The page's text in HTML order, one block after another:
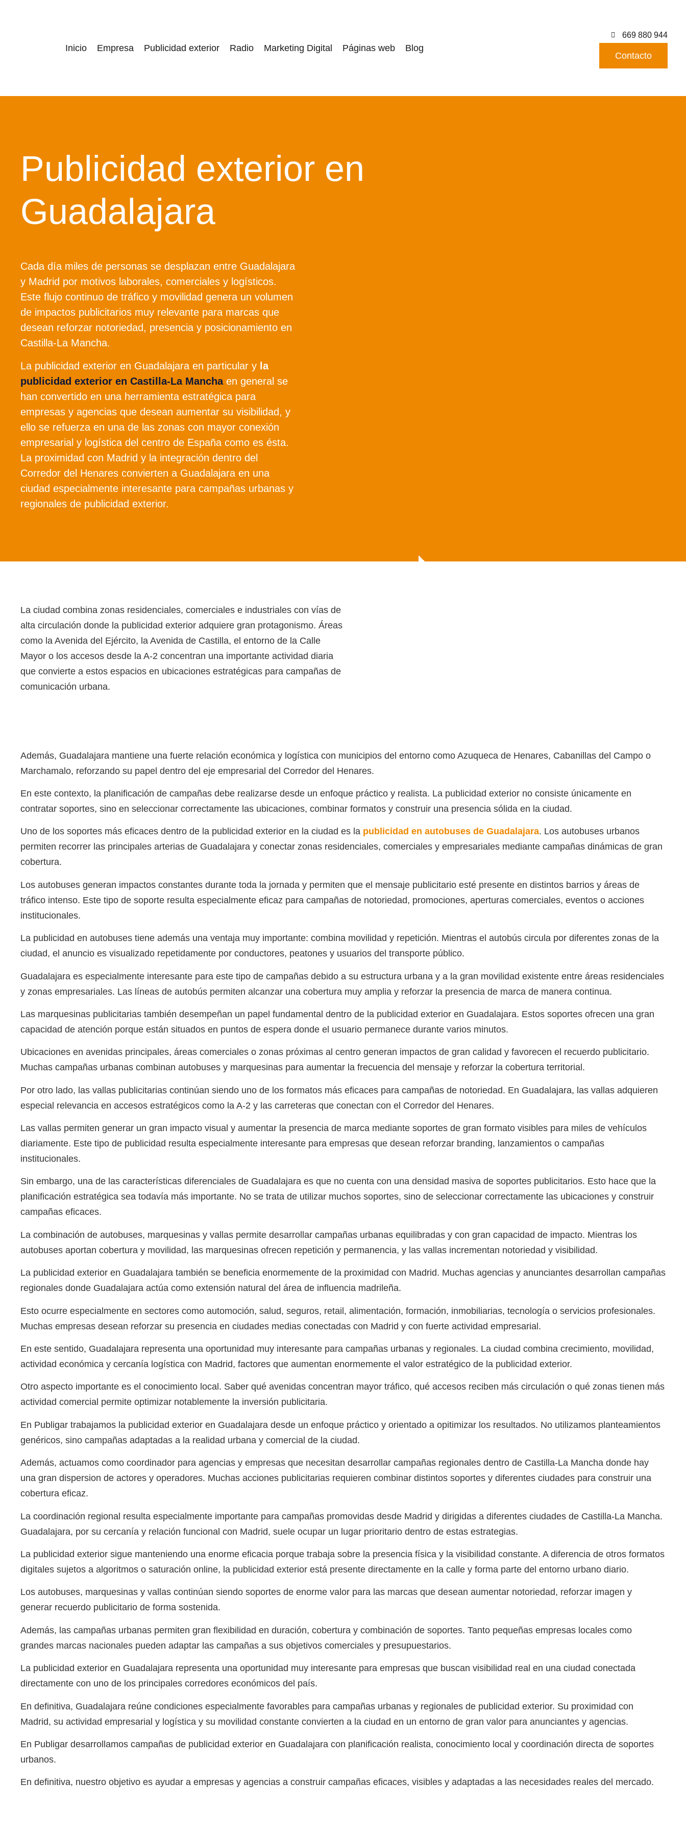
Inicio Empresa Publicidad exterior Radio Marketing Digital Páginas web Blog
669 880 944
Contacto
Publicidad exterior en
Guadalajara
Cada día miles de personas se desplazan entre Guadalajara
y Madrid por motivos laborales, comerciales y logísticos.
Este flujo continuo de tráfico y movilidad genera un volumen
de impactos publicitarios muy relevante para marcas que
desean reforzar notoriedad, presencia y posicionamiento en
Castilla-La Mancha.
La publicidad exterior en Guadalajara en particular y la
publicidad exterior en Castilla-La Mancha en general se
han convertido en una herramienta estratégica para
empresas y agencias que desean aumentar su visibilidad, y
ello se refuerza en una de las zonas con mayor conexión
empresarial y logística del centro de España como es ésta.
La proximidad con Madrid y la integración dentro del
Corredor del Henares convierten a Guadalajara en una
ciudad especialmente interesante para campañas urbanas y
regionales de publicidad exterior.
La ciudad combina zonas residenciales, comerciales e industriales con vías de
alta circulación donde la publicidad exterior adquiere gran protagonismo. Áreas
como la Avenida del Ejército, la Avenida de Castilla, el entorno de la Calle
Mayor o los accesos desde la A-2 concentran una importante actividad diaria
que convierte a estos espacios en ubicaciones estratégicas para campañas de
comunicación urbana.
Además, Guadalajara mantiene una fuerte relación económica y logística con municipios del entorno como Azuqueca de Henares, Cabanillas del Campo o
Marchamalo, reforzando su papel dentro del eje empresarial del Corredor del Henares.
En este contexto, la planificación de campañas debe realizarse desde un enfoque práctico y realista. La publicidad exterior no consiste únicamente en
contratar soportes, sino en seleccionar correctamente las ubicaciones, combinar formatos y construir una presencia sólida en la ciudad.
Uno de los soportes más eficaces dentro de la publicidad exterior en la ciudad es la publicidad en autobuses de Guadalajara. Los autobuses urbanos
permiten recorrer las principales arterias de Guadalajara y conectar zonas residenciales, comerciales y empresariales mediante campañas dinámicas de gran
cobertura.
Los autobuses generan impactos constantes durante toda la jornada y permiten que el mensaje publicitario esté presente en distintos barrios y áreas de
tráfico intenso. Este tipo de soporte resulta especialmente eficaz para campañas de notoriedad, promociones, aperturas comerciales, eventos o acciones
institucionales.
La publicidad en autobuses tiene además una ventaja muy importante: combina movilidad y repetición. Mientras el autobús circula por diferentes zonas de la
ciudad, el anuncio es visualizado repetidamente por conductores, peatones y usuarios del transporte público.
Guadalajara es especialmente interesante para este tipo de campañas debido a su estructura urbana y a la gran movilidad existente entre áreas residenciales
y zonas empresariales. Las líneas de autobús permiten alcanzar una cobertura muy amplia y reforzar la presencia de marca de manera continua.
Las marquesinas publicitarias también desempeñan un papel fundamental dentro de la publicidad exterior en Guadalajara. Estos soportes ofrecen una gran
capacidad de atención porque están situados en puntos de espera donde el usuario permanece durante varios minutos.
Ubicaciones en avenidas principales, áreas comerciales o zonas próximas al centro generan impactos de gran calidad y favorecen el recuerdo publicitario.
Muchas campañas urbanas combinan autobuses y marquesinas para aumentar la frecuencia del mensaje y reforzar la cobertura territorial.
Por otro lado, las vallas publicitarias continúan siendo uno de los formatos más eficaces para campañas de notoriedad. En Guadalajara, las vallas adquieren
especial relevancia en accesos estratégicos como la A-2 y las carreteras que conectan con el Corredor del Henares.
Las vallas permiten generar un gran impacto visual y aumentar la presencia de marca mediante soportes de gran formato visibles para miles de vehículos
diariamente. Este tipo de publicidad resulta especialmente interesante para empresas que desean reforzar branding, lanzamientos o campañas
institucionales.
Sin embargo, una de las características diferenciales de Guadalajara es que no cuenta con una densidad masiva de soportes publicitarios. Esto hace que la
planificación estratégica sea todavía más importante. No se trata de utilizar muchos soportes, sino de seleccionar correctamente las ubicaciones y construir
campañas eficaces.
La combinación de autobuses, marquesinas y vallas permite desarrollar campañas urbanas equilibradas y con gran capacidad de impacto. Mientras los
autobuses aportan cobertura y movilidad, las marquesinas ofrecen repetición y permanencia, y las vallas incrementan notoriedad y visibilidad.
La publicidad exterior en Guadalajara también se beneficia enormemente de la proximidad con Madrid. Muchas agencias y anunciantes desarrollan campañas
regionales donde Guadalajara actúa como extensión natural del área de influencia madrileña.
Esto ocurre especialmente en sectores como automoción, salud, seguros, retail, alimentación, formación, inmobiliarias, tecnología o servicios profesionales.
Muchas empresas desean reforzar su presencia en ciudades medias conectadas con Madrid y con fuerte actividad empresarial.
En este sentido, Guadalajara representa una oportunidad muy interesante para campañas urbanas y regionales. La ciudad combina crecimiento, movilidad,
actividad económica y cercanía logística con Madrid, factores que aumentan enormemente el valor estratégico de la publicidad exterior.
Otro aspecto importante es el conocimiento local. Saber qué avenidas concentran mayor tráfico, qué accesos reciben más circulación o qué zonas tienen más
actividad comercial permite optimizar notablemente la inversión publicitaria.
En Publigar trabajamos la publicidad exterior en Guadalajara desde un enfoque práctico y orientado a opitimizar los resultados. No utilizamos planteamientos
genéricos, sino campañas adaptadas a la realidad urbana y comercial de la ciudad.
Además, actuamos como coordinador para agencias y empresas que necesitan desarrollar campañas regionales dentro de Castilla-La Mancha donde hay
una gran dispersion de actores y operadores. Muchas acciones publicitarias requieren combinar distintos soportes y diferentes ciudades para construir una
cobertura eficaz.
La coordinación regional resulta especialmente importante para campañas promovidas desde Madrid y dirigidas a diferentes ciudades de Castilla-La Mancha.
Guadalajara, por su cercanía y relación funcional con Madrid, suele ocupar un lugar prioritario dentro de estas estrategias.
La publicidad exterior sigue manteniendo una enorme eficacia porque trabaja sobre la presencia física y la visibilidad constante. A diferencia de otros formatos
digitales sujetos a algoritmos o saturación online, la publicidad exterior está presente directamente en la calle y forma parte del entorno urbano diario.
Los autobuses, marquesinas y vallas continúan siendo soportes de enorme valor para las marcas que desean aumentar notoriedad, reforzar imagen y
generar recuerdo publicitario de forma sostenida.
Además, las campañas urbanas permiten gran flexibilidad en duración, cobertura y combinación de soportes. Tanto pequeñas empresas locales como
grandes marcas nacionales pueden adaptar las campañas a sus objetivos comerciales y presupuestarios.
La publicidad exterior en Guadalajara representa una oportunidad muy interesante para empresas que buscan visibilidad real en una ciudad conectada
directamente con uno de los principales corredores económicos del país.
En definitiva, Guadalajara reúne condiciones especialmente favorables para campañas urbanas y regionales de publicidad exterior. Su proximidad con
Madrid, su actividad empresarial y logística y su movilidad constante convierten a la ciudad en un entorno de gran valor para anunciantes y agencias.
En Publigar desarrollamos campañas de publicidad exterior en Guadalajara con planificación realista, conocimiento local y coordinación directa de soportes
urbanos.
En definitiva, nuestro objetivo es ayudar a empresas y agencias a construir campañas eficaces, visibles y adaptadas a las necesidades reales del mercado.